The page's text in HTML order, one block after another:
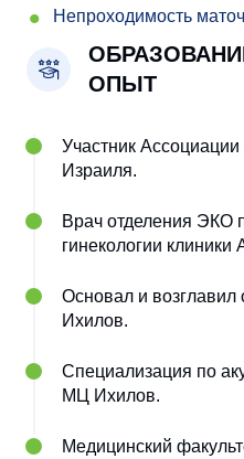
Непроходимость
ОПЫТ
Участник
Израиля.
Врач отделения ЭКО
гинекологии клиники
Основал и
Ихилов.
Специализация по
МЦ Ихилов.
Медицинский